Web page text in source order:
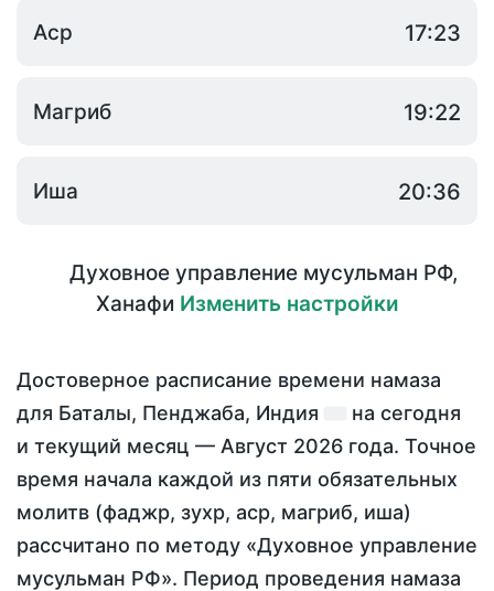
Аср 17:23
Магриб 19:22
Иша 20:36
Духовное управление мусульман РФ,
Ханафи Изменить настройки
Достоверное расписание времени намаза
для Баталы, Пенджаба, Индия
на сегодня
и текущий месяц — Август 2026 года. Точное
время начала каждой из пяти обязательных
молитв (фаджр, зухр, аср, магриб, иша)
рассчитано по методу «Духовное управление
мусульман РФ». Период проведения намаза